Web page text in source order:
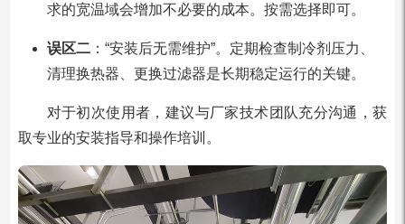
求的宽温域会增加不必要的成本。按需选择即可。
误区二：“安装后无需维护”。定期检查制冷剂压力、
清理换热器、更换过滤器是长期稳定运行的关键。
对于初次使用者，建议与厂家技术团队充分沟通，获
取专业的安装指导和操作培训。